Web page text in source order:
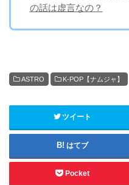
の話は虚言なの？
ASTRO K-POP【ナムジャ】
ツイート
はてブ
Pocket